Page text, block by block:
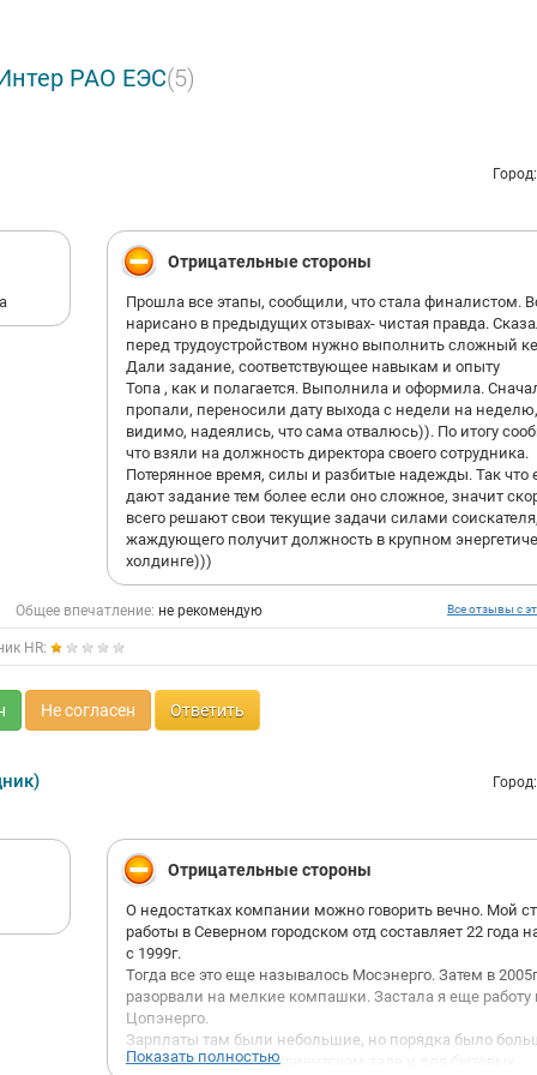
РАО ЕЭС(5)
Отрицательные стороны
Прошла все этапы, сообщили, что стала финалистом.
нарисано в предыдущих отзывах- чистая правда.
перед трудоустройством нужно выполнить сложный
Дали задание, соответствующее навыкам и опыту
Топа , как и полагается. Выполнила и оформила.
пропали, переносили дату выхода с недели на неделю,
видимо, надеялись, что сама отвалюсь)). По итогу
что взяли на должность директора своего сотрудника.
Потерянное время, силы и разбитые надежды. Так что
дают задание тем более если оно сложное, значит
всего решают свои текущие задачи силами соискателя,
жаждующего получит должность в крупном
холдинге)))
Общее впечатление: не рекомендую Все отзывы с
HR:
Не согласен Ответить
Отрицательные стороны
О недостатках компании можно говорить вечно. Мой
работы в Северном городском отд составляет 22 года
с 1999г.
Тогда все это еще называлось Мосэнерго. Затем в
разорвали на мелкие компашки. Застала я еще работу
Цопэнерго.
Зарплаты там были небольшие, но порядка было
Работала немного в клиентском зале и для бытовых
Показать полностью